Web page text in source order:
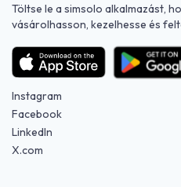
Töltse le a simsolo alkalmazást,
vásárolhasson, kezelhesse és
Instagram
Facebook
LinkedIn
X.com